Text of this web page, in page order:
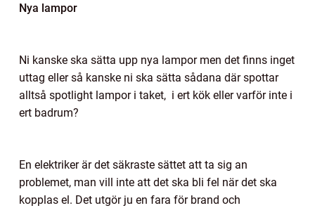
Nya lampor
Ni kanske ska sätta upp nya lampor men det finns inget
uttag eller så kanske ni ska sätta sådana där spottar
alltså spotlight lampor i taket, i ert kök eller varför inte i
ert badrum?
En elektriker är det säkraste sättet att ta sig an
problemet, man vill inte att det ska bli fel när det ska
kopplas el. Det utgör ju en fara för brand och